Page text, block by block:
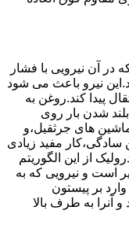
آن نیرویی با فشار
نیرو باعث می شود
پیدا کند.روغن به
شدن بار روی
های جرثقیل،و
سادگی،کار مفید زیادی
از این الگوریتم
است و نیرویی که به
بر پیستون
آنرا به طرف بالا